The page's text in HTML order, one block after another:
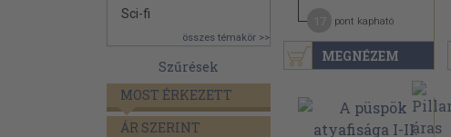
Sci-fi
összes témakör >>
Szűrések
MOST ÉRKEZETT
ÁR SZERINT
MEGNÉZEM
pont kapható